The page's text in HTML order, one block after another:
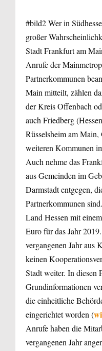
#bild2 Wer in
großer
Stadt Frankfurt am
Anrufe der
Partnerkommunen
Main mitteilt, zählen
der Kreis Offenbach
auch Friedberg
Rüsselsheim am
weiteren Kommunen
Auch nehme das
aus Gemeinden im
Darmstadt entgegen,
Partnerkommunen
Land Hessen mit
Euro für das Jahr
vergangenen Jahr aus
keinen
Stadt weiter. In diesen
Grundinformationen
die einheitliche
eingerichtet worden (
Anrufe haben die
vergangenen Jahr